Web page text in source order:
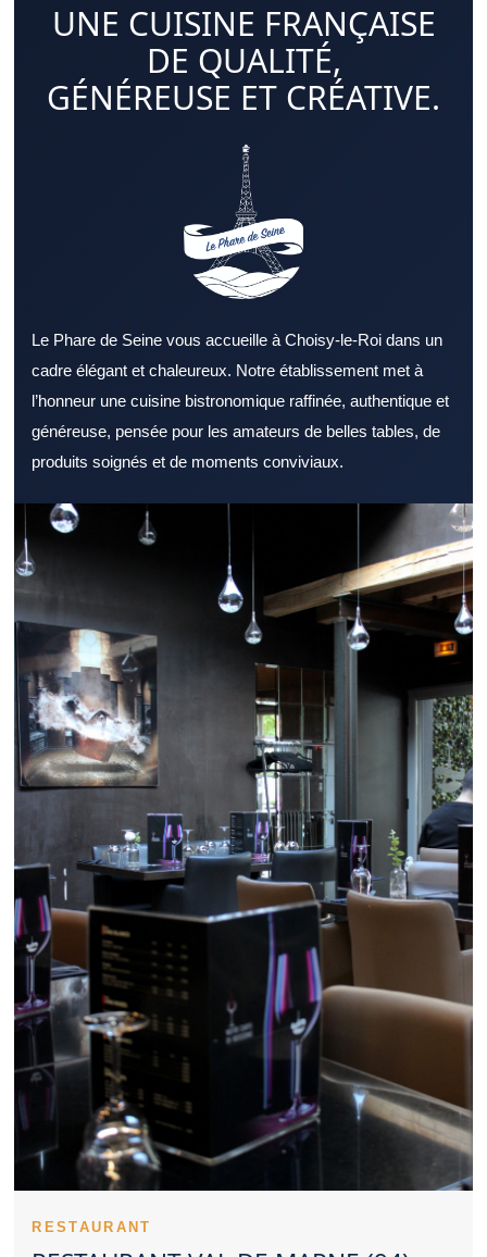
UNE CUISINE FRANÇAISE
DE QUALITÉ,
GÉNÉREUSE ET CRÉATIVE.
Le Phare de Seine vous accueille à Choisy-le-Roi dans un
cadre élégant et chaleureux. Notre établissement met à
l’honneur une cuisine bistronomique raffinée, authentique et
généreuse, pensée pour les amateurs de belles tables, de
produits soignés et de moments conviviaux.
Choisir un Restaurant Val de Marne adapté à ses envies
demande un minimum de repères. Un Restaurant Val de Marne
convient à différents profils selon l’ambiance recherchée. Le
style d’un Restaurant Val de Marne peut transformer un repas
ordinaire en belle sortie. Une carte bien pensée dans un
Restaurant Val de Marne renforce l’intérêt des clients. Un
Restaurant Val de Marne convaincant accorde une grande
importance à la qualité des produits. La qualité du service
contribue directement à l’image d’un Restaurant Val de Marne.
La localisation d’un Restaurant Val de Marne joue souvent sur la
décision finale. Pour un repas du midi, un Restaurant Val de
Marne réactif représente un vrai plus. Un Restaurant Val de
Marne propice à la détente convient parfaitement au dîner. Un
Restaurant Val de Marne soigné offre un environnement
favorable aux échanges professionnels. Un Restaurant Val de
Marne convainc plus facilement lorsqu’il reste cohérent sur les
prix. La carte d’un Restaurant Val de Marne devient plus
mémorable avec des plats phares. Un Restaurant Val de Marne
reconnu doit souvent sa réputation à sa régularité. Lire les
retours publiés peut rassurer avant de réserver un Restaurant
Val de Marne. Le positionnement culinaire d’un Restaurant Val
de Marne peut varier selon son concept. Réserver tôt un
Restaurant Val de Marne aide à obtenir le créneau souhaité. La
dimension familiale peut renforcer l’image positive d’un
Restaurant Val de Marne. Un Restaurant Val de Marne
représente parfois un beau choix pour un dîner en duo. Un
Restaurant Val de Marne gagne en attractivité grâce à une belle
présentation. L’hygiène fait partie des éléments essentiels pour
évaluer un Restaurant Val de Marne. Le choix d’un Restaurant
Val de Marne se fait plus facilement avec une vision d’ensemble.
Un Restaurant Val de Marne peut construire une solide
réputation avec le temps. Le ton donné par un Restaurant Val de
Marne s’installe dès le premier contact. Une équipe investie
valorise fortement un Restaurant Val de Marne. Le soin
Le début du repas révèle souvent la qualité d’un Restaurant Val
RESTAURANT